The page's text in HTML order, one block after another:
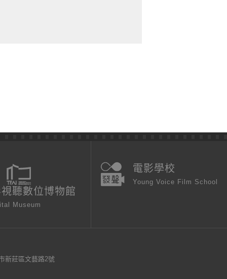
聽數位博物館
Museum
電影學校
Young Voice Film School
新莊區文藝路2號